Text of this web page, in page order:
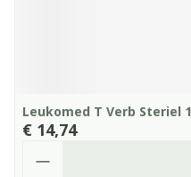
Leukomed T Verb Steriel
€ 14,74